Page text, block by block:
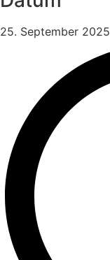
25. September 2025